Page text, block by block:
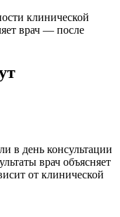
клинической
врач — после
в день консультации
врач объясняет
от клинической